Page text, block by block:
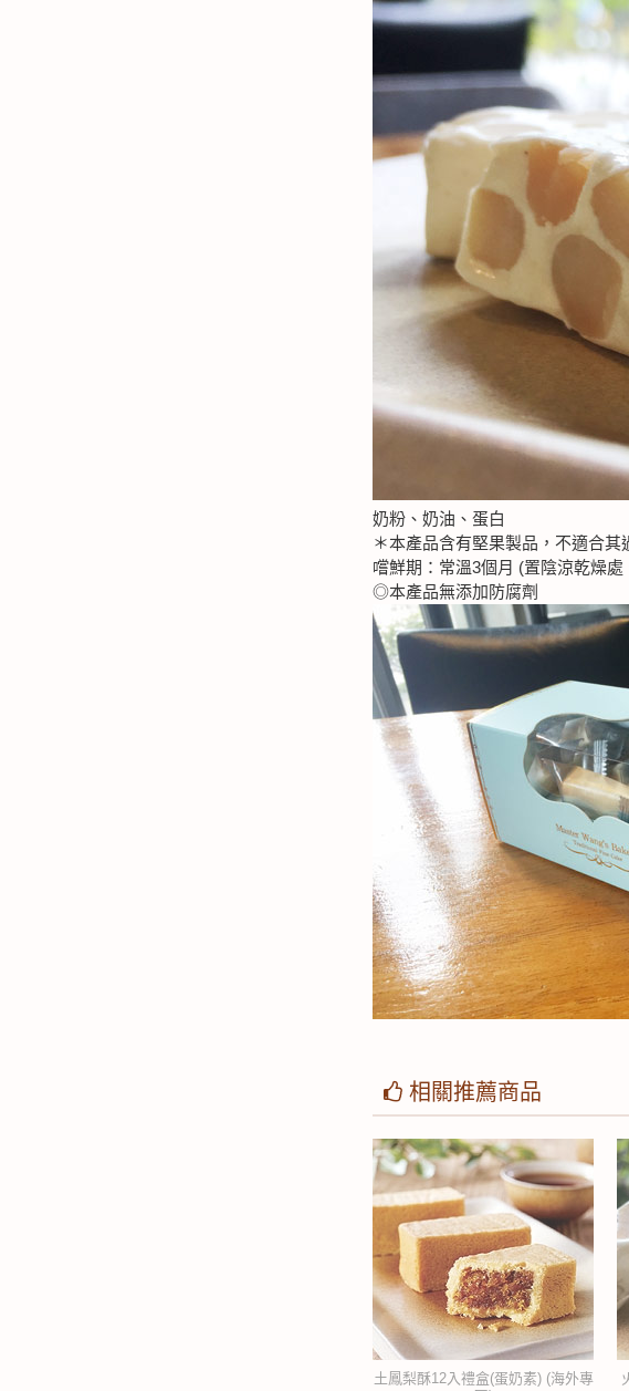
奶粉、奶油、蛋白
＊本產品含有堅果製品，不適合其
嚐鮮期：常溫3個月 (置陰涼乾燥處
◎本產品無添加防腐劑
相關推薦商品
土鳳梨酥12入禮盒(蛋奶素) (海外專